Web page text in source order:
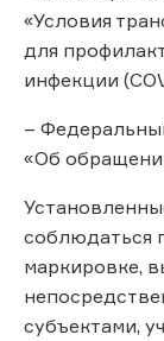
«Условия
для
инфекции
–
«Об
соблюдаться
маркировке,
субъектами,